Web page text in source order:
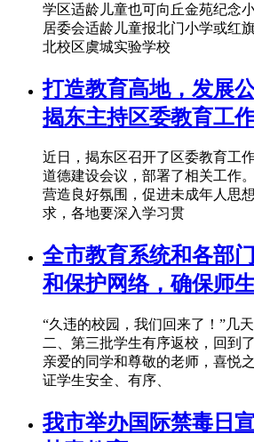
学区适龄儿童也可向丘金苑纪念
居委会适龄儿童报北门小学或红
北校区虞城实验学校
打造教育高地，发展
揭东主持区委教育工
近日，揭东区召开了区委教育工
道德建设会议，部署了相关工作
营造良好氛围，促进未成年人思
求，各地要深入学习贯
全市教育系统和各部
和保护网络，确保师
“久违的校园，我们回来了！”几
二、第三批学生有序返校，回到
亲爱的同学和尊敬的老师，喜悦
证学生安全、有序、
我市举办国际禁毒日